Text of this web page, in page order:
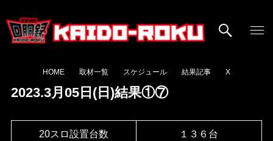
HOME 取材一覧 スケジュール 結果記事 X
2023.3月05日(日)結果①⑦
20スロ設置台数 １３６台